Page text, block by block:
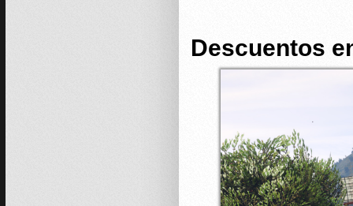
Descuentos